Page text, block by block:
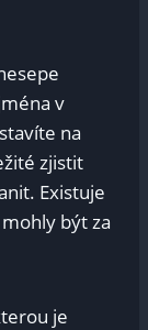
v
na
zjistit
Existuje
být za
je